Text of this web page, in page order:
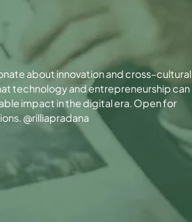
about innovation and cross–cultural
technology and entrepreneurship can
impact in the digital era. Open for
@rilliapradana